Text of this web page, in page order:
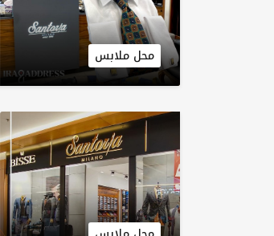
محل ملابس